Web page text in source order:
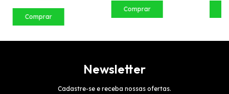
Comprar
Comprar
Newsletter
Cadastre-se e receba nossas ofertas.